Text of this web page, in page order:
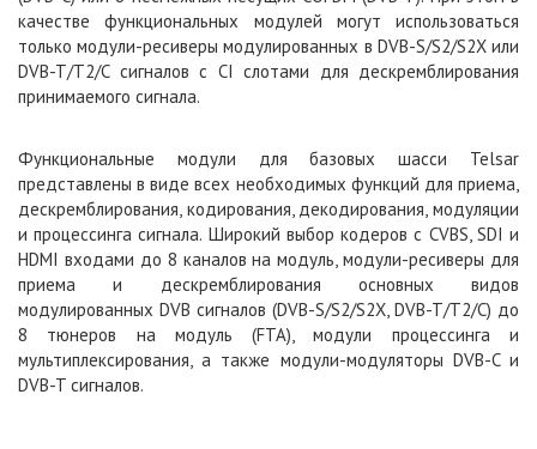
качестве функциональных модулей могут использоваться
только модули-ресиверы модулированных в DVB-S/S2/S2X или
DVB-T/T2/C сигналов c CI слотами для дескремблирования
принимаемого сигнала.
Функциональные модули для базовых шасси Telsar
представлены в виде всех необходимых функций для приема,
дескремблирования, кодирования, декодирования, модуляции
и процессинга сигнала. Широкий выбор кодеров с CVBS, SDI и
HDMI входами до 8 каналов на модуль, модули-ресиверы для
приема и дескремблирования основных видов
модулированных DVB сигналов (DVB-S/S2/S2X, DVB-T/T2/C) до
8 тюнеров на модуль (FTA), модули процессинга и
мультиплексирования, а также модули-модуляторы DVB-C и
DVB-T сигналов.